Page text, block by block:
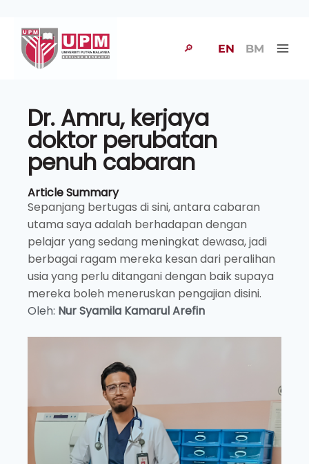
🔎 EN BM
Dr. Amru, kerjaya
doktor perubatan
penuh cabaran
Article Summary
Sepanjang bertugas di sini, antara cabaran
utama saya adalah berhadapan dengan
pelajar yang sedang meningkat dewasa, jadi
berbagai ragam mereka kesan dari peralihan
usia yang perlu ditangani dengan baik supaya
mereka boleh meneruskan pengajian disini.
Oleh: Nur Syamila Kamarul Arefin